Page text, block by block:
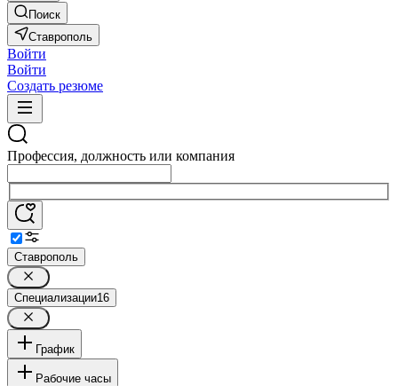
Поиск
Ставрополь
Войти
Войти
Создать резюме
Профессия, должность или компания
Ставрополь
Специализации16
График
Рабочие часы